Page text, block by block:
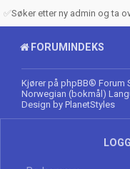
✅Søker etter ny admin og ta
FORUMINDEKS
Kjører på phpBB® Forum
Norwegian (bokmål)
Design by PlanetStyles